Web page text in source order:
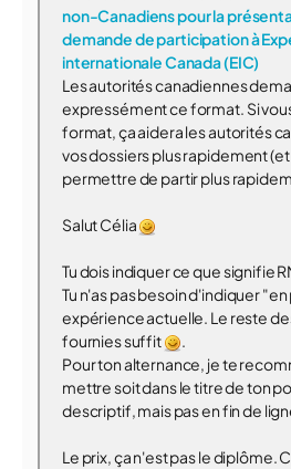
non-Canadiens pour la
demande de participation à
internationale Canada (EIC)
Les autorités canadiennes
expressément ce format. Si
format, ça aidera les autorités
vos dossiers plus rapidement
permettre de partir plus
Salut Célia
Tu dois indiquer ce que signifie
Tu n'as pas besoin d'indiquer
expérience actuelle. Le reste
fournies suffit
.
Pour ton alternance, je te
mettre soit dans le titre de ton
descriptif, mais pas en fin de
Le prix, ça n'est pas le diplôme.